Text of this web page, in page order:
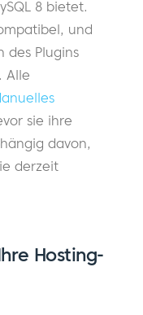
8 bietet.
und
des Plugins
Alle
sie ihre
davon,
derzeit
Hosting-